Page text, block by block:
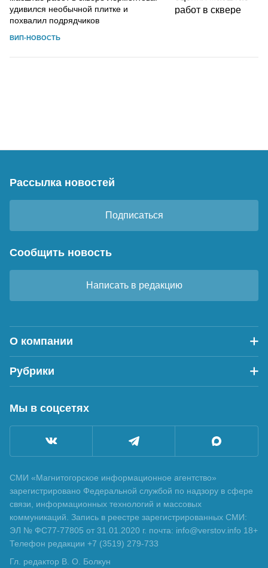
удивился необычной плитке и
похвалил подрядчиков
ВИП-НОВОСТЬ
Рассылка новостей
Подписаться
Сообщить новость
Написать в редакцию
О компании
Рубрики
Мы в соцсетях
СМИ «Магнитогорское информационное агентство»
зарегистрировано Федеральной службой по надзору в сфере
связи, информационных технологий и массовых
коммуникаций. Запись в реестре зарегистрированных СМИ:
ЭЛ № ФС77-77805 от 31.01.2020 г. почта: info@verstov.info 18+
Телефон редакции +7 (3519) 279-733
Гл. редактор В. О. Болкун